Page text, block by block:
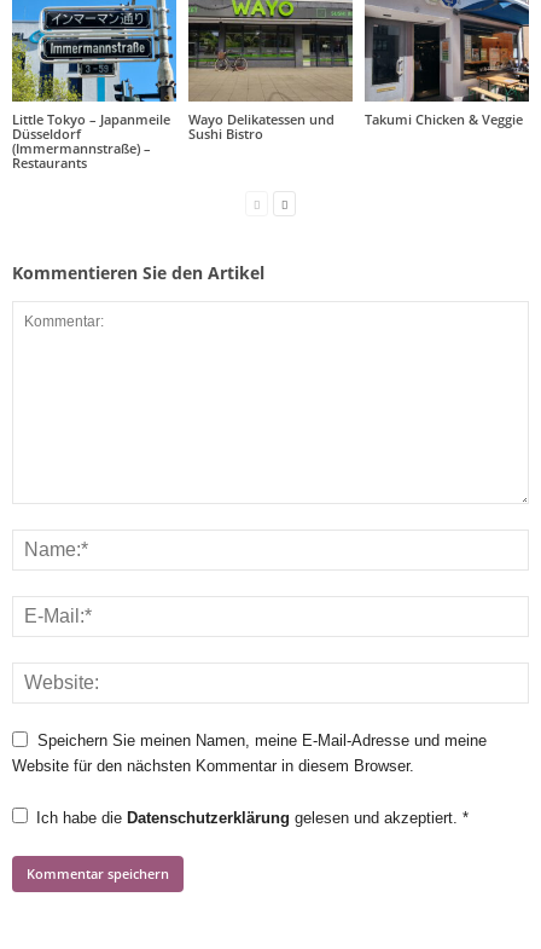
Little Tokyo – Japanmeile
Düsseldorf
(Immermannstraße) –
Restaurants
Wayo Delikatessen und
Sushi Bistro
Takumi Chicken & Veggie
Kommentieren Sie den Artikel
Speichern Sie meinen Namen, meine E-Mail-Adresse und meine
Website für den nächsten Kommentar in diesem Browser.
Ich habe die Datenschutzerklärung gelesen und akzeptiert. *